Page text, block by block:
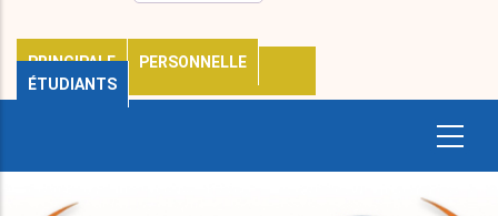
PRINCIPALE
PERSONNELLE
ÉTUDIANTS